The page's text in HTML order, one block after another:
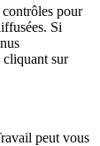
pour
Si
cliquant sur
peut vous